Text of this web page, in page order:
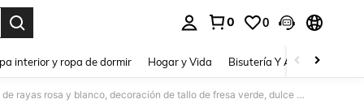
0 0
interior y ropa de dormir Hogar y Vida Bisutería Y Accesorios
SHEIN Vestido sin mangas con estampado de fresa para niñas, con patrón de rayas rosa y blanco, decoración de tallo de fresa verde, dulce y alegre, adecuado para salidas de primavera/verano, picnics o playa